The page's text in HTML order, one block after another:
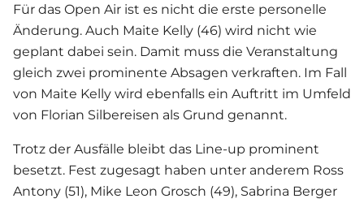
Für das Open Air ist es nicht die erste personelle
Änderung. Auch Maite Kelly (46) wird nicht wie
geplant dabei sein. Damit muss die Veranstaltung
gleich zwei prominente Absagen verkraften. Im Fall
von Maite Kelly wird ebenfalls ein Auftritt im Umfeld
von Florian Silbereisen als Grund genannt.
Trotz der Ausfälle bleibt das Line-up prominent
besetzt. Fest zugesagt haben unter anderem Ross
Antony (51), Mike Leon Grosch (49), Sabrina Berger